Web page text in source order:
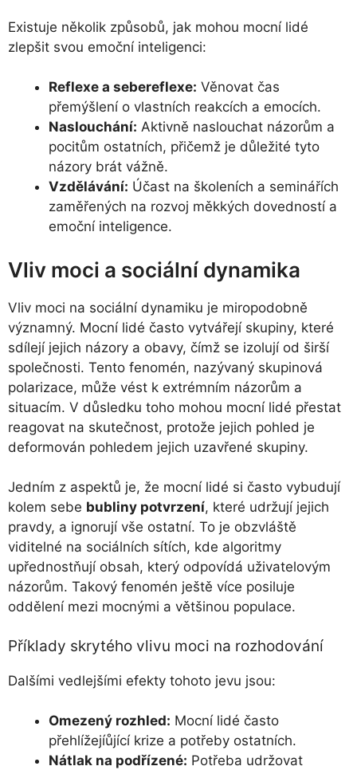
Existuje několik způsobů, jak mohou mocní lidé
zlepšit svou emoční inteligenci:
Reflexe a sebereflexe: Věnovat čas
přemýšlení o vlastních reakcích a emocích.
Naslouchání: Aktivně naslouchat názorům a
pocitům ostatních, přičemž je důležité tyto
názory brát vážně.
Vzdělávání: Účast na školeních a seminářích
zaměřených na rozvoj měkkých dovedností a
emoční inteligence.
Vliv moci a sociální dynamika
Vliv moci na sociální dynamiku je miropodobně
významný. Mocní lidé často vytvářejí skupiny, které
sdílejí jejich názory a obavy, čímž se izolují od širší
společnosti. Tento fenomén, nazývaný skupinová
polarizace, může vést k extrémním názorům a
situacím. V důsledku toho mohou mocní lidé přestat
reagovat na skutečnost, protože jejich pohled je
deformován pohledem jejich uzavřené skupiny.
Jedním z aspektů je, že mocní lidé si často vybudují
kolem sebe bubliny potvrzení, které udržují jejich
pravdy, a ignorují vše ostatní. To je obzvláště
viditelné na sociálních sítích, kde algoritmy
upřednostňují obsah, který odpovídá uživatelovým
názorům. Takový fenomén ještě více posiluje
oddělení mezi mocnými a většinou populace.
Příklady skrytého vlivu moci na rozhodování
Dalšími vedlejšími efekty tohoto jevu jsou:
Omezený rozhled: Mocní lidé často
přehlížejíůjící krize a potřeby ostatních.
Nátlak na podřízené: Potřeba udržovat